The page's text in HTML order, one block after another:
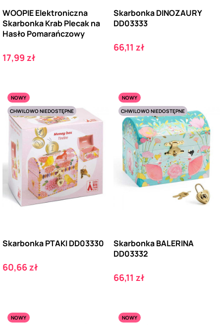
WOOPIE Elektroniczna
Skarbonka Krab Plecak na
Hasło Pomarańczowy
Cena
17,99 zł
Skarbonka DINOZAURY
DD03333
Cena
66,11 zł
NOWY
CHWILOWO NIEDOSTĘPNE
Skarbonka PTAKI DD03330
Cena
60,66 zł
NOWY
CHWILOWO NIEDOSTĘPNE
Skarbonka BALERINA
DD03332
Cena
66,11 zł
NOWY
NOWY